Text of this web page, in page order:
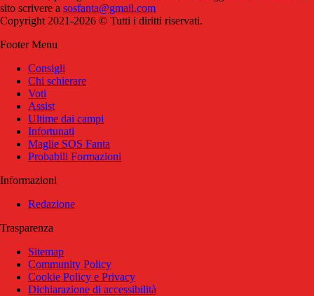
sito scrivere a sosfanta@gmail.com
Copyright 2021-2026 © Tutti i diritti riservati.
Footer Menu
Consigli
Chi schierare
Voti
Assist
Ultime dai campi
Infortunati
Maglie SOS Fanta
Probabili Formazioni
Informazioni
Redazione
Trasparenza
Sitemap
Community Policy
Cookie Policy e Privacy
Dichiarazione di accessibilità